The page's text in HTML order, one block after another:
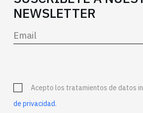
NEWSLETTER
Acepto los tratamientos de datos
de privacidad.